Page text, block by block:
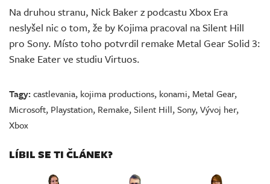
Na druhou stranu, Nick Baker z podcastu Xbox Era
neslyšel nic o tom, že by Kojima pracoval na Silent Hill
pro Sony. Místo toho potvrdil remake Metal Gear Solid 3:
Snake Eater ve studiu Virtuos.
Tagy:castlevania, kojima productions, konami, Metal Gear,
Microsoft, Playstation, Remake,Silent Hill,Sony,Vývoj her,
Xbox
LÍBIL SE TI ČLÁNEK?